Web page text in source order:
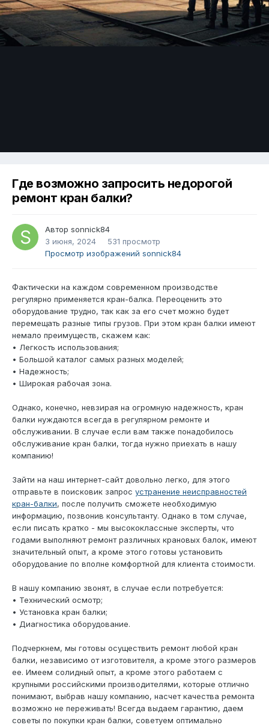
Где возможно запросить недорогой
ремонт кран балки?
Автор sonnick84
3 июня, 2024
531 просмотр
Просмотр изображений sonnick84
Фактически на каждом современном производстве
регулярно применяется кран-балка. Переоценить это
оборудование трудно, так как за его счет можно будет
перемещать разные типы грузов. При этом кран балки имеют
немало преимуществ, скажем как:
• Легкость использования;
• Большой каталог самых разных моделей;
• Надежность;
• Широкая рабочая зона.
Однако, конечно, невзирая на огромную надежность, кран
балки нуждаются всегда в регулярном ремонте и
обслуживании. В случае если вам также понадобилось
обслуживание кран балки, тогда нужно приехать в нашу
компанию!
Зайти на наш интернет-сайт довольно легко, для этого
отправьте в поисковик запрос устранение неисправностей
кран-балки, после получить сможете необходимую
информацию, позвонив консультанту. Однако в том случае,
если писать кратко - мы высококлассные эксперты, что
годами выполняют ремонт различных крановых балок, имеют
значительный опыт, а кроме этого готовы установить
оборудование по вполне комфортной для клиента стоимости.
В нашу компанию звонят, в случае если потребуется:
• Технический осмотр;
• Установка кран балки;
• Диагностика оборудование.
Подчеркнем, мы готовы осуществить ремонт любой кран
балки, независимо от изготовителя, а кроме этого размеров
ее. Имеем солидный опыт, а кроме этого работаем с
крупными российскими производителями, которые отлично
понимают, выбрав нашу компанию, насчет качества ремонта
возможно не переживать! Всегда выдаем гарантию, даем
советы по покупки кран балки, советуем оптимально